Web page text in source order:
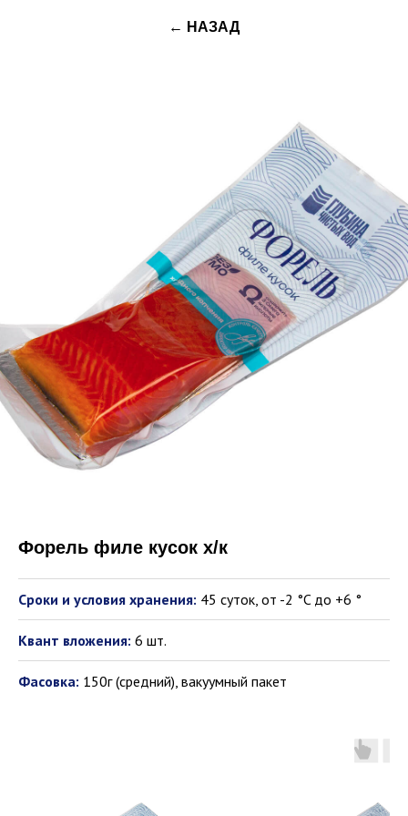
← НАЗАД
Форель филе кусок х/к
Сроки и условия хранения: 45 суток, от -2 °C до +6 °
Квант вложения: 6 шт.
Фасовка: 150г (средний), вакуумный пакет